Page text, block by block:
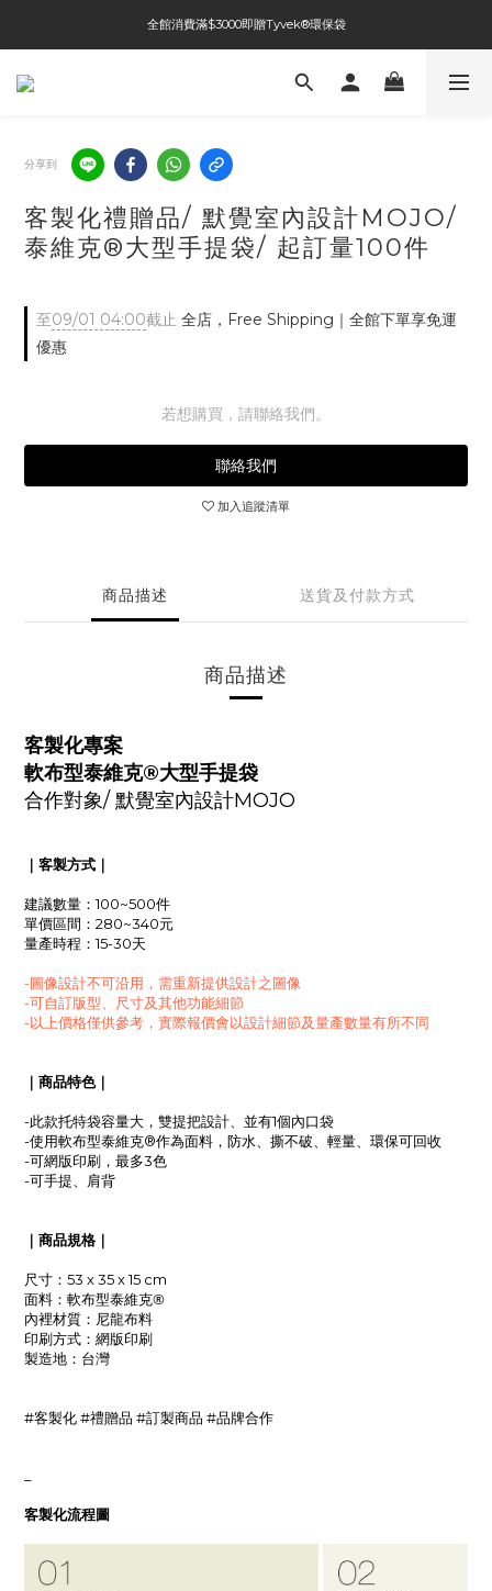
全館免運費
全館消費滿$3000即贈Tyvek®環保袋
分享到
客製化禮贈品/ 默覺室內設計MOJO/
泰維克®大型手提袋/ 起訂量100件
至09/01 04:00截止 全店，Free Shipping｜全館下單享免運
優惠
若想購買，請聯絡我們。
聯絡我們
加入追蹤清單
商品描述 送貨及付款方式
商品描述
客製化專案
軟布型泰維克®大型手提袋
合作對象/ 默覺室內設計MOJO
｜客製方式｜
建議數量：100~500件
單價區間：280~340元
量產時程：15-30天
-圖像設計不可沿用，需重新提供設計之圖像
-可自訂版型、尺寸及其他功能細節
-以上價格僅供參考，實際報價會以設計細節及量產數量有所不同
｜商品特色｜
-此款托特袋容量大，雙提把設計、並有1個內口袋
-使用軟布型泰維克®作為面料，防水、撕不破 、輕量 、環保可回收
-可網版印刷，最多3色
-可手提、肩背
｜商品規格｜
尺寸：53 x 35 x 15 cm
面料： 軟布型泰維克®
內裡材質：尼龍布料
印刷方式： 網版印刷
製造地 ：台灣
#客製化 #禮贈品 #訂製商品 #品牌合作
客製化流程圖